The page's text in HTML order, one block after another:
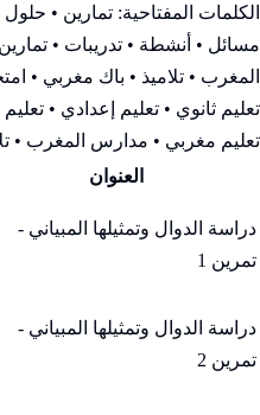
الكلمات المفتاحية: تمارين •
مسائل • أنشطة • تدريبات •
المغرب • تلاميذ • باك مغربي •
تعليم ثانوي • تعليم إعدادي • تعليم
تعليم مغربي • مدارس المغرب •
العنوان
دراسة الدوال وتمثيلها المبياني -
تمرين 1
دراسة الدوال وتمثيلها المبياني -
تمرين 2